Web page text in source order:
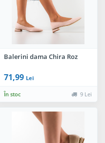
Balerini dama Chira Roz
71,99 Lei
În stoc 9 Lei